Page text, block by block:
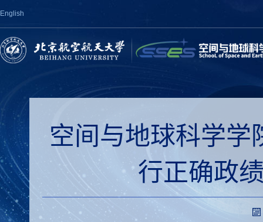
English
空间与地球科学学
行正确政